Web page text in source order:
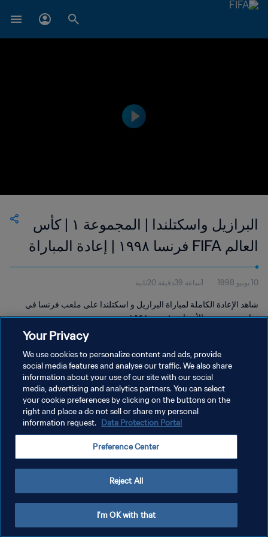
البرازيل واسكتلندا | المجموعة ١ | كأس
العالم FIFA فرنسا ١٩٩٨ | إعادة المباراة
10 يونيو 1998 1ساعة 39دقيقة 20ثانية
شاهد الإعادة الكاملة لمباراة البرازيل و اسكتلندا على ملعب فرنسا في
سانت دوني يوم الأربعاء ١٠ يونيو ١٩٩٨.
سياسة الخصوصية
إدارة تفضيلات ملفات تعريف الارتباط
Your Privacy
We use cookies to personalize content and ads, provide
social media features and analyse our traffic. We also share
information about your use of our site with our social
media, advertising and analytics partners. You can select
your cookie preferences by clicking on the buttons on the
right and place a do not sell or share my personal
information request. Data Protection Portal
Preference Center
Reject All
I'm OK with that